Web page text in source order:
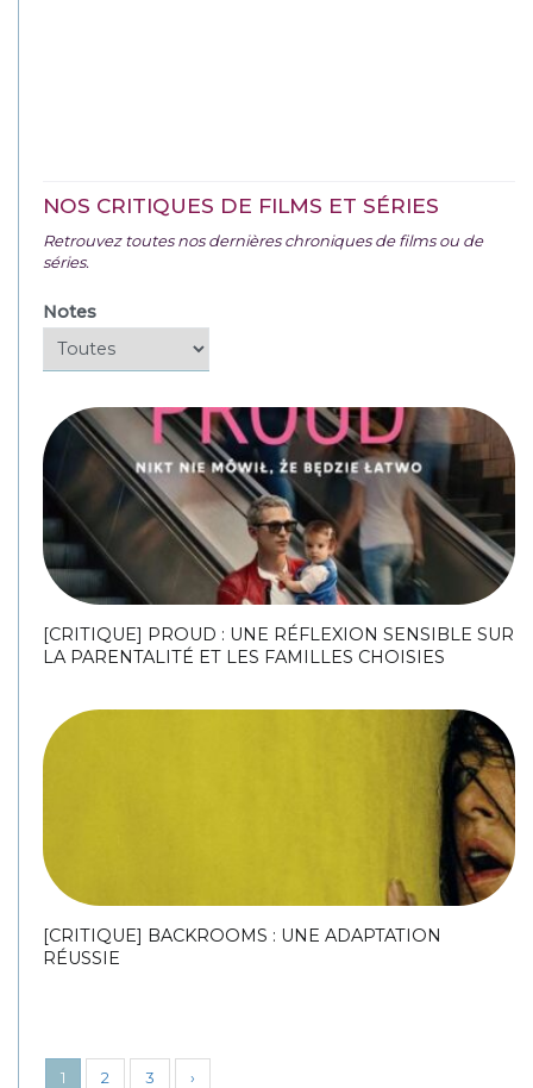
NOS CRITIQUES DE FILMS ET SÉRIES
Retrouvez toutes nos dernières chroniques de films ou de
séries.
Notes
[CRITIQUE] PROUD : UNE RÉFLEXION SENSIBLE SUR
LA PARENTALITÉ ET LES FAMILLES CHOISIES
[CRITIQUE] BACKROOMS : UNE ADAPTATION
RÉUSSIE
1 2 3 ›